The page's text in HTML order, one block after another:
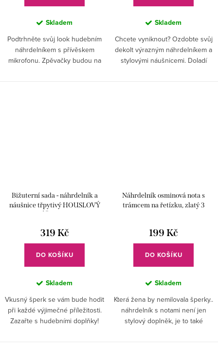
Skladem
Podtrhněte svůj look hudebním
náhrdelníkem s přívěskem
mikrofonu. Zpěvačky budou na
Skladem
Chcete vyniknout? Ozdobte svůj
dekolt výrazným náhrdelníkem a
stylovými náušnicemi. Doladí
Bižuterní sada - náhrdelník a
náušnice třpytivý HOUSLOVÝ
319 Kč
DO KOŠÍKU
Skladem
Vkusný šperk se vám bude hodit
při každé výjimečné příležitosti.
Zazařte s hudebními doplňky!
Náhrdelník osminová nota s
trámcem na řetízku, zlatý 3
199 Kč
DO KOŠÍKU
Skladem
Která žena by nemilovala šperky..
náhrdelník s notami není jen
stylový doplněk, je to také